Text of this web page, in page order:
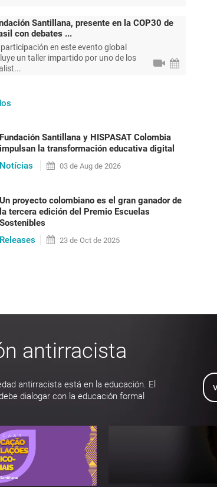
Santillana, presente en la COP30 de
con debates ...
en este evento global
un taller impartido por uno de los
Fundación Santillana y HISPASAT Colombia
impulsan la transformación educativa digital
Notícias
03 de Aug de 2026
Un proyecto colombiano es el gran ganador de
la tercera edición del Premio Escuelas
Sostenibles
Releases
23 de Oct de 2025
Após 20 anos, uma lei que
posta em prática para
Em 2023 o Brasil vai alcançar a marca de 220
formada por pessoas negras (56%). Mas, mesmo
antirracista
antirracista está en la educación. El
dialogar con la educación formal